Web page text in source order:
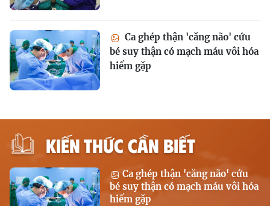
Ca ghép thận 'căng não' cứu
bé suy thận có mạch máu vôi hóa
hiếm gặp
KIẾN THỨC CẦN BIẾT
Ca ghép thận 'căng não' cứu
bé suy thận có mạch máu vôi hóa
hiếm gặp